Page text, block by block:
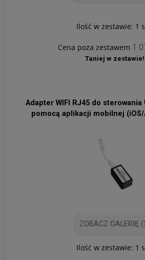
Ilość w zestawie: 1
Cena poza zestawem 1
Taniej w zestawie!
Adapter WIFI RJ45 do sterowania
pomocą aplikacji mobilnej
ZOBACZ GALERIĘ
Ilość w zestawie: 1